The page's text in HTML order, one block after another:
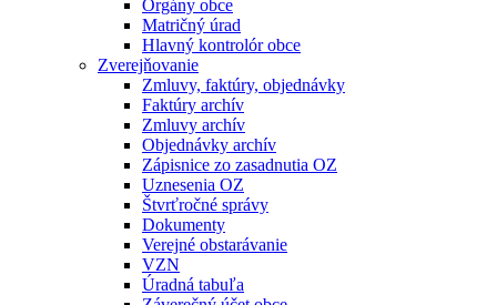
Orgány obce
Matričný úrad
Hlavný kontrolór obce
Zverejňovanie
Zmluvy, faktúry, objednávky
Faktúry archív
Zmluvy archív
Objednávky archív
Zápisnice zo zasadnutia OZ
Uznesenia OZ
Štvrťročné správy
Dokumenty
Verejné obstarávanie
VZN
Úradná tabuľa